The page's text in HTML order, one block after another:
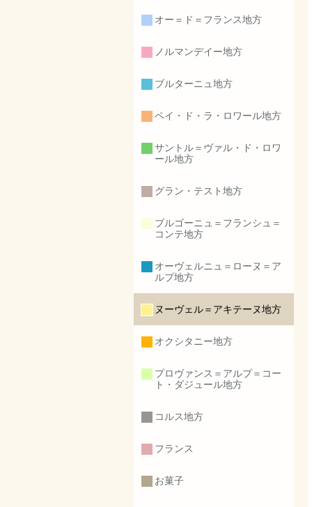
オー＝ド＝フランス地方
ノルマンデイー地方
ブルターニュ地方
ペイ・ド・ラ・ロワール地方
サントル＝ヴァル・ド・ロワ
ール地方
グラン・テスト地方
ブルゴーニュ＝フランシュ＝
コンテ地方
オーヴェルニュ＝ローヌ＝ア
ルプ地方
ヌーヴェル＝アキテーヌ地方
オクシタニー地方
プロヴァンス＝アルプ＝コー
ト・ダジュール地方
コルス地方
フランス
お菓子